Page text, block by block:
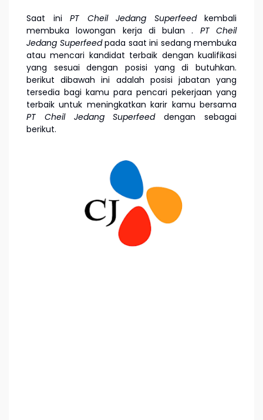
Saat ini PT Cheil Jedang Superfeed kembali
membuka lowongan kerja di bulan. PT Cheil
Jedang Superfeedpada saat ini sedang membuka
atau mencari kandidat terbaik dengan kualifikasi
yang sesuai dengan posisi yang di butuhkan.
berikut dibawah ini adalah posisi jabatan yang
tersedia bagi kamu para pencari pekerjaan yang
terbaik untuk meningkatkan karir kamu bersama
PT Cheil Jedang Superfeeddengan sebagai
berikut.